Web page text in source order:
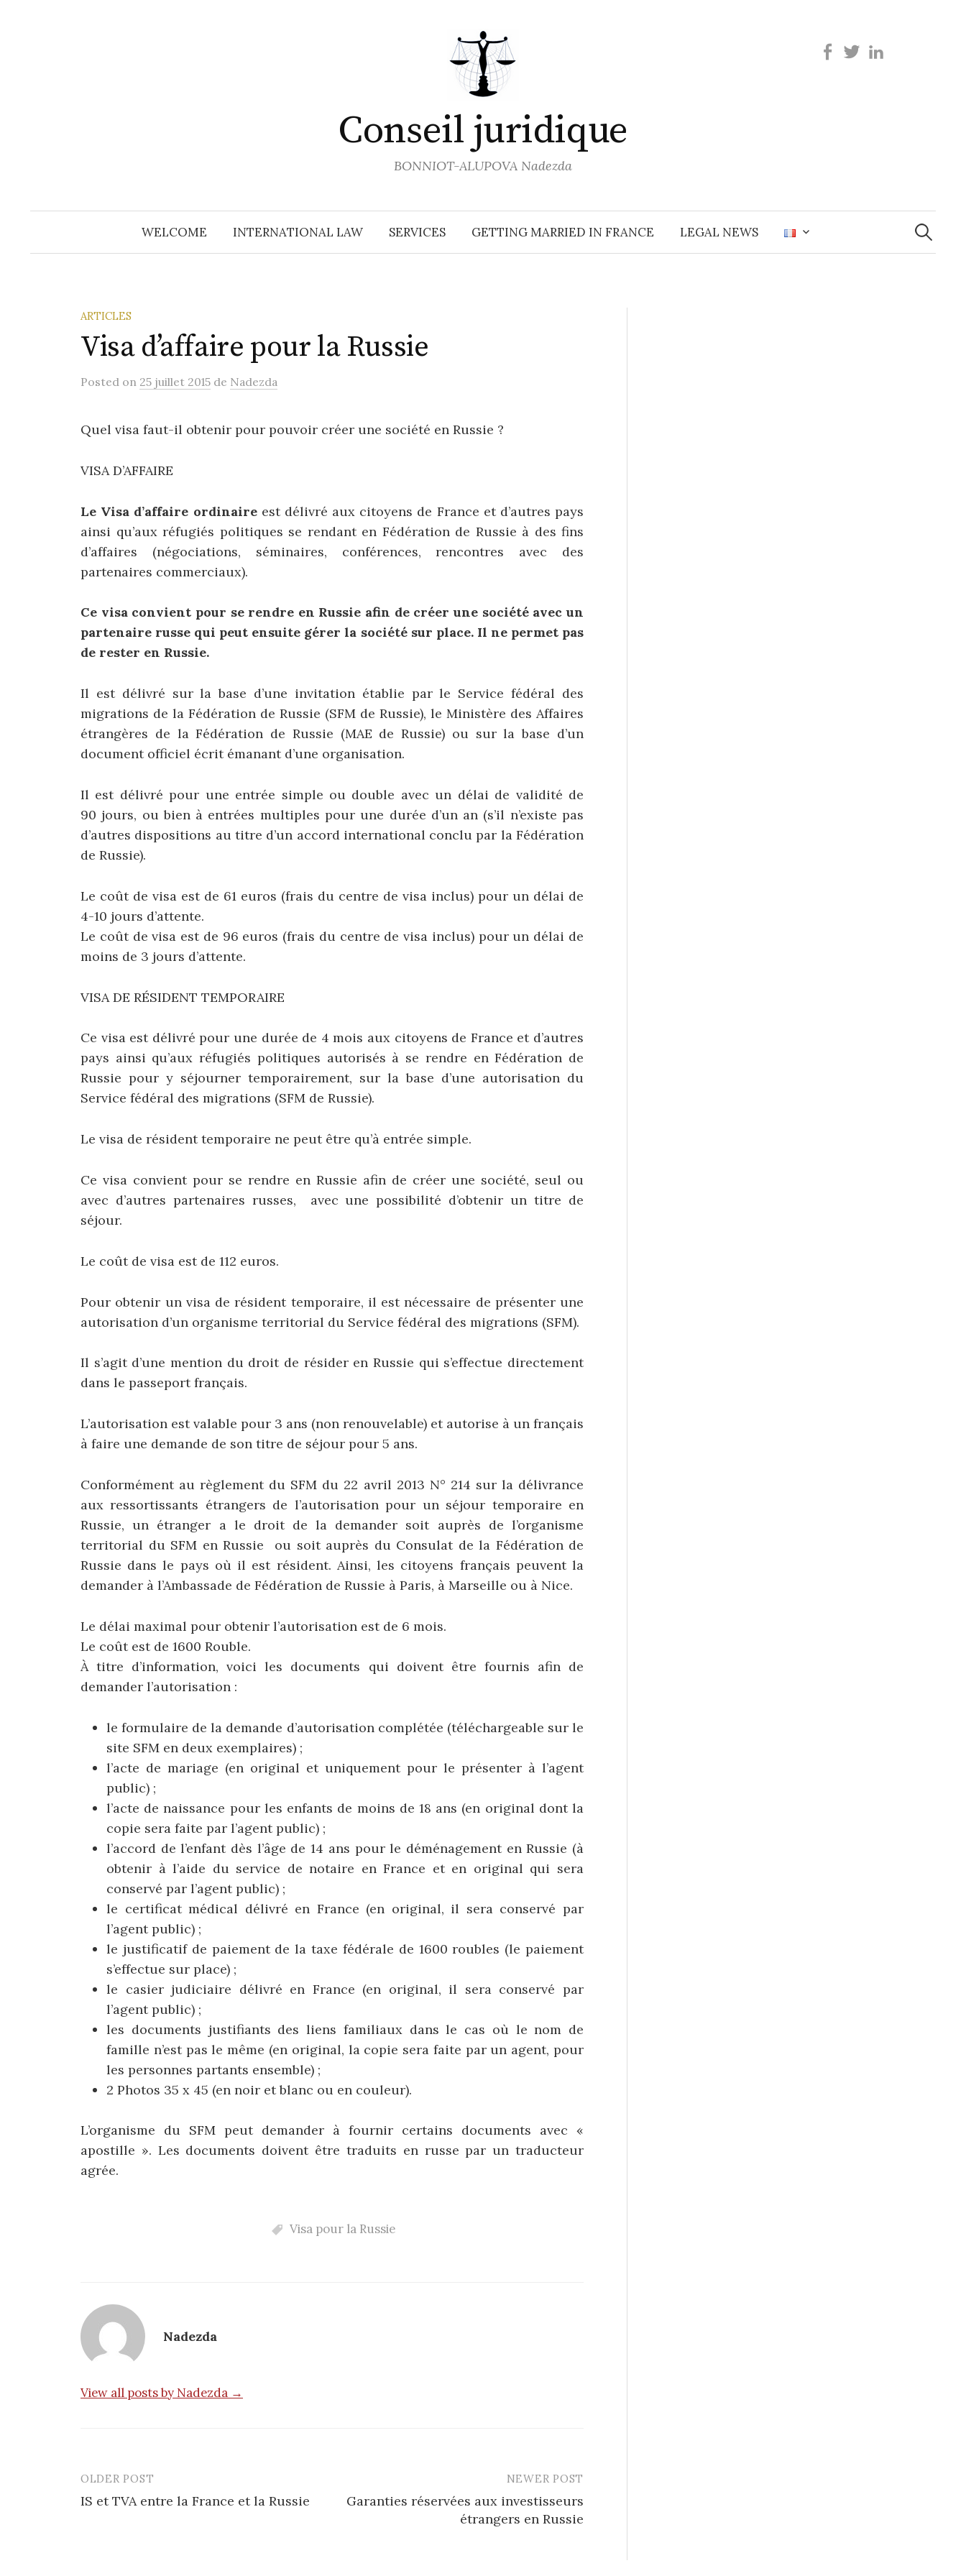
Conseil juridique
BONNIOT-ALUPOVA Nadezda
WELCOME INTERNATIONAL LAW SERVICES GETTING MARRIED IN FRANCE LEGAL NEWS
ARTICLES
Visa d’affaire pour la Russie
Posted on 25 juillet 2015 de Nadezda
Quel visa faut-il obtenir pour pouvoir créer une société en Russie ?
VISA D’AFFAIRE
Le Visa d’affaire ordinaireest délivré aux citoyens de France et d’autres pays
ainsi qu’aux réfugiés politiques se rendant en Fédération de Russie à des fins
d’affaires (négociations, séminaires, conférences, rencontres avec des
partenaires commerciaux).
Ce visa convient pour se rendre en Russie afin de créer une société avec un
partenaire russe qui peut ensuite gérer la société sur place. Il ne permet pas
de rester en Russie.
Il est délivré sur la base d’une invitation établie par le Service fédéral des
migrations de la Fédération de Russie (SFM de Russie), le Ministère des Affaires
étrangères de la Fédération de Russie (MAE de Russie) ou sur la base d’un
document officiel écrit émanant d’une organisation.
Il est délivré pour une entrée simple ou double avec un délai de validité de
90 jours, ou bien à entrées multiples pour une durée d’un an (s’il n’existe pas
d’autres dispositions au titre d’un accord international conclu par la Fédération
de Russie).
Le coût de visa est de 61 euros (frais du centre de visa inclus) pour un délai de
4-10 jours d’attente.
Le coût de visa est de 96 euros (frais du centre de visa inclus) pour un délai de
moins de 3 jours d’attente.
VISA DE RÉSIDENT TEMPORAIRE
Ce visa est délivré pour une durée de 4 mois aux citoyens de France et d’autres
pays ainsi qu’aux réfugiés politiques autorisés à se rendre en Fédération de
Russie pour y séjourner temporairement, sur la base d’une autorisation du
Service fédéral des migrations (SFM de Russie).
Le visa de résident temporaire ne peut être qu’à entrée simple.
Ce visa convient pour se rendre en Russie afin de créer une société, seul ou
avec d’autres partenaires russes, avec une possibilité d’obtenir un titre de
séjour.
Le coût de visa est de 112 euros.
Pour obtenir un visa de résident temporaire, il est nécessaire de présenter une
autorisation d’un organisme territorial du Service fédéral des migrations (SFM).
Il s’agit d’une mention du droit de résider en Russie qui s’effectue directement
dans le passeport français.
L’autorisation est valable pour 3 ans (non renouvelable) et autorise à un français
à faire une demande de son titre de séjour pour 5 ans.
Conformément au règlement du SFM du 22 avril 2013 N° 214 sur la délivrance
aux ressortissants étrangers de l’autorisation pour un séjour temporaire en
Russie, un étranger a le droit de la demander soit auprès de l’organisme
territorial du SFM en Russie ou soit auprès du Consulat de la Fédération de
Russie dans le pays où il est résident. Ainsi, les citoyens français peuvent la
demander à l’Ambassade de Fédération de Russie à Paris, à Marseille ou à Nice.
Le délai maximal pour obtenir l’autorisation est de 6 mois.
Le coût est de 1600 Rouble.
À titre d’information, voici les documents qui doivent être fournis afin de
demander l’autorisation :
le formulaire de la demande d’autorisation complétée (téléchargeable sur le
site SFM en deux exemplaires) ;
l’acte de mariage (en original et uniquement pour le présenter à l’agent
public) ;
l’acte de naissance pour les enfants de moins de 18 ans (en original dont la
copie sera faite par l’agent public) ;
l’accord de l’enfant dès l’âge de 14 ans pour le déménagement en Russie (à
obtenir à l’aide du service de notaire en France et en original qui sera
conservé par l’agent public) ;
le certificat médical délivré en France (en original, il sera conservé par
l’agent public) ;
le justificatif de paiement de la taxe fédérale de 1600 roubles (le paiement
s’effectue sur place) ;
le casier judiciaire délivré en France (en original, il sera conservé par
l’agent public) ;
les documents justifiants des liens familiaux dans le cas où le nom de
famille n’est pas le même (en original, la copie sera faite par un agent, pour
les personnes partants ensemble) ;
2 Photos 35 x 45 (en noir et blanc ou en couleur).
L’organisme du SFM peut demander à fournir certains documents avec «
apostille ». Les documents doivent être traduits en russe par un traducteur
agrée.
Visa pour la Russie
Nadezda
View all posts by Nadezda →
Post
navigation
OLDER POST
IS et TVA entre la France et la Russie
NEWER POST
Garanties réservées aux investisseurs
étrangers en Russie